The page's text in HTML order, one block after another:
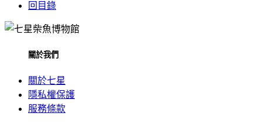
回目錄
關於我們
關於七星
隱私權保護
服務條款